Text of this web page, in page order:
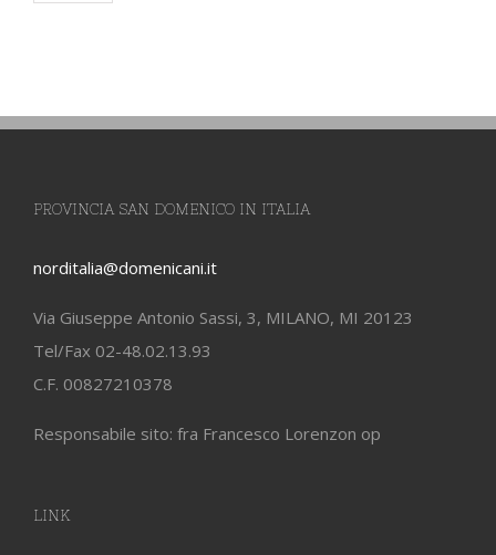
PROVINCIA SAN DOMENICO IN ITALIA
norditalia@domenicani.it
Via Giuseppe Antonio Sassi, 3, MILANO, MI 20123
Tel/Fax 02-48.02.13.93
C.F. 00827210378
Responsabile sito: fra Francesco Lorenzon op
LINK